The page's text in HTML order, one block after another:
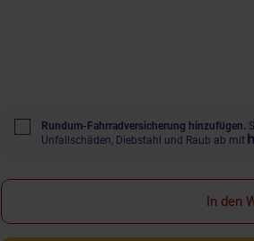
Rundum-Fahrradversicherung hinzufügen.
Unfallschäden, Diebstahl und Raub ab mit
In den